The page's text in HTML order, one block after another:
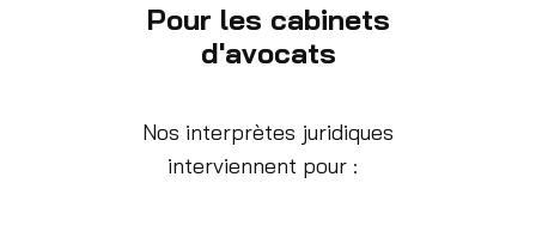
Pour les cabinets
d'avocats
Nos interprètes juridiques
interviennent pour :